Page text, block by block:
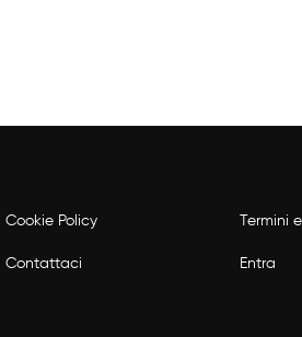
Cookie Policy Termini
Contattaci Entra